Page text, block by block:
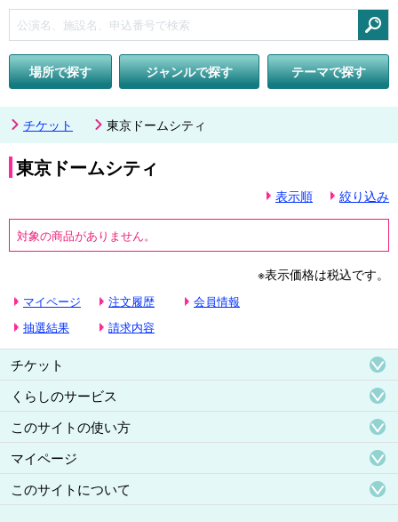
場所で探す
ジャンルで探す テーマで探す
チケット 東京ドームシティ
東京ドームシティ
表示順 絞り込み
対象の商品がありません。
※表示価格は税込です。
マイページ 注文履歴
会員情報
抽選結果
請求内容
チケット
くらしのサービス
このサイトの使い方
マイページ
このサイトについて